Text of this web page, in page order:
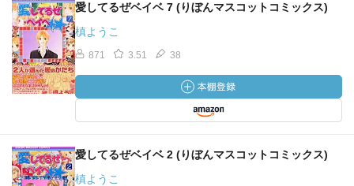
愛してるぜベイベ 7 (りぼんマスコットコミックス)
槙ようこ
871 3.51 38
愛してるぜベイベ 2 (りぼんマスコットコミックス)
槙ようこ